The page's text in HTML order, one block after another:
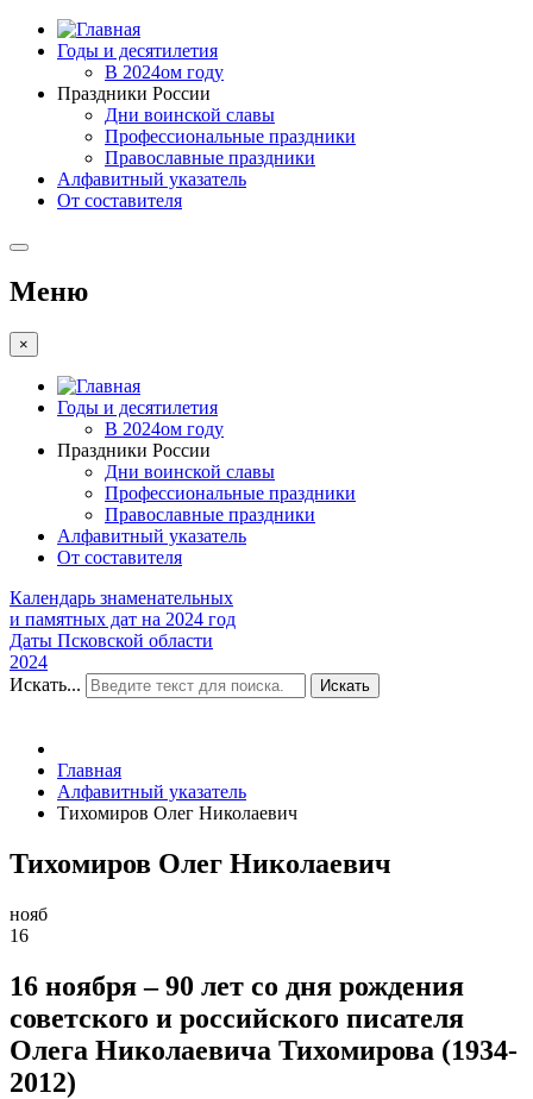
Годы и десятилетия
В 2024ом году
Праздники России
Дни воинской славы
Профессиональные праздники
Православные праздники
Алфавитный указатель
От составителя
Меню
×
Годы и десятилетия
В 2024ом году
Праздники России
Дни воинской славы
Профессиональные праздники
Православные праздники
Алфавитный указатель
От составителя
Календарь знаменательных
и памятных дат на 2024 год
Даты Псковской области
2024
Искать...
Искать
Главная
Алфавитный указатель
Тихомиров Олег Николаевич
Тихомиров Олег Николаевич
нояб
16
16 ноября – 90 лет со дня рождения
советского и российского писателя
Олега Николаевича Тихомирова (1934-
2012)